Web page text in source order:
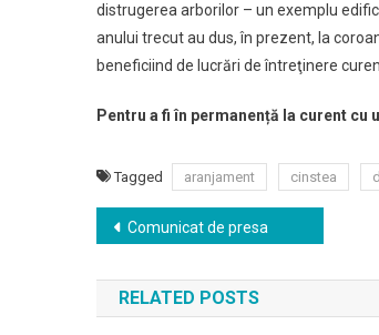
distrugerea arborilor – un exemplu
anului trecut au dus, în prezent, la
beneficiind de lucrări de întreţinere
Pentru a fi în permanență la curent
Tagged aranjament cinstea
Navigare
în
articole
Comunicat de presa
RELATED POSTS